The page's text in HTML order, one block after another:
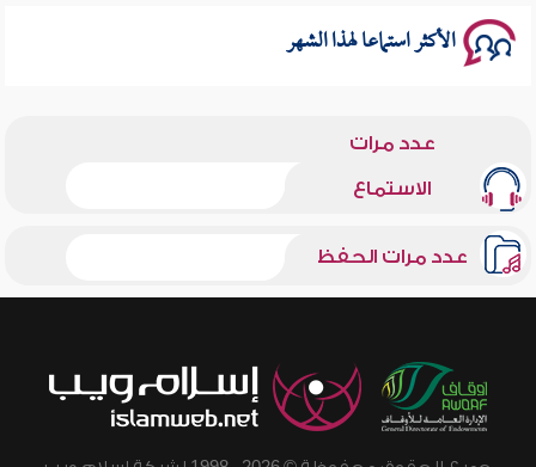
الأكثر استماعا لهذا الشهر
عدد مرات
الاستماع
عدد مرات الحفظ